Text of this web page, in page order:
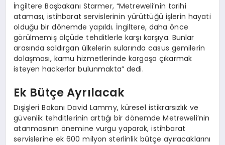
İngiltere Başbakanı Starmer, “Metreweli’nin tarihi
ataması, istihbarat servislerinin yürüttüğü işlerin hayati
olduğu bir dönemde yapıldı. İngiltere, daha önce
görülmemiş ölçüde tehditlerle karşı karşıya. Bunlar
arasında saldırgan ülkelerin sularında casus gemilerin
dolaşması, kamu hizmetlerinde kargaşa çıkarmak
isteyen hackerlar bulunmakta” dedi.
Ek Bütçe Ayrılacak
Dışişleri Bakanı David Lammy, küresel istikrarsızlık ve
güvenlik tehditlerinin arttığı bir dönemde Metreweli’nin
atanmasının önemine vurgu yaparak, istihbarat
servislerine ek 600 milyon sterlinlik bütçe ayıracaklarını